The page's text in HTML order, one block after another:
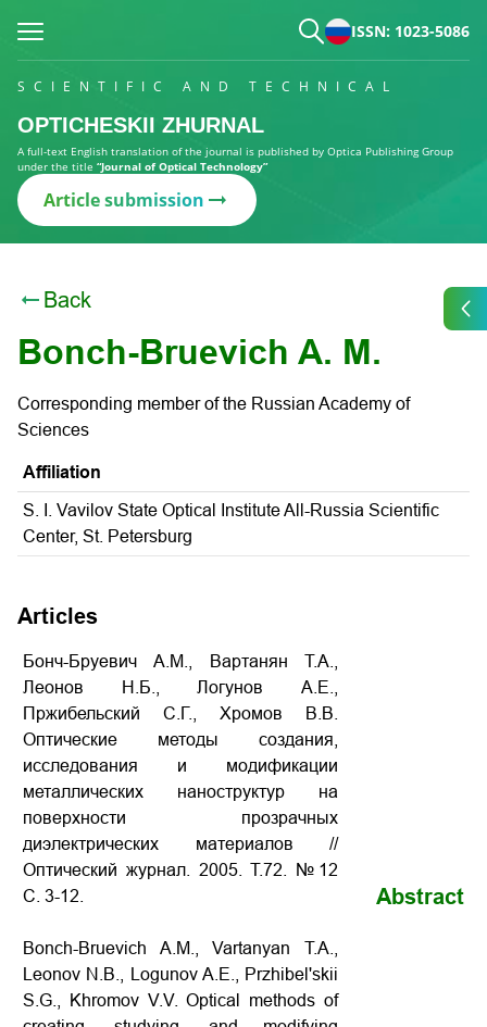
ISSN: 1023-5086
SCIENTIFIC AND TECHNICAL
OPTICHESKII ZHURNAL
A full-text English translation of the journal is published by Optica Publishing Group
under the title “Journal of Optical Technology”
Article submission
Back
Bonch-Bruevich A. M.
Corresponding member of the Russian Academy of
Sciences
Affiliation
S. I. Vavilov State Optical Institute All-Russia Scientific
Center, St. Petersburg
Articles
Бонч-Бруевич A.M., Вартанян T.A.,
Леонов H.Б., Логунов A.E.,
Пржибельский С.Г., Хромов B.B.
Оптические методы создания,
исследования и модификации
металлических наноструктур на
поверхности прозрачных
диэлектрических материалов //
Оптический журнал. 2005. Т.72. №12
С. 3-12.
Bonch-Bruevich A.M., Vartanyan T.A.,
Leonov N.B., Logunov A.E., Przhibel'skii
S.G., Khromov V.V. Optical methods of
Abstract